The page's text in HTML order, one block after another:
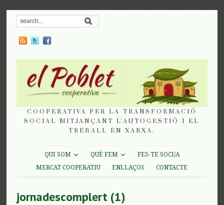
COOPERATIVA PER LA TRANSFORMACIÓ
SOCIAL MITJANÇANT L'AUTOGESTIÓ I EL
TREBALL EN XARXA.
QUI SOM QUÈ FEM
FES-TE SOCI/A
MERCAT COOPERATIU
ENLLAÇOS CONTACTE
jornadescomplert (1)